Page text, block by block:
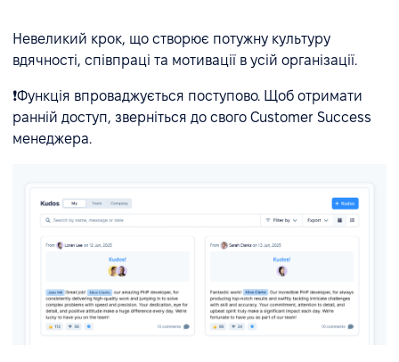
Невеликий крок, що створює потужну культуру
вдячності, співпраці та мотивації в усій організації.
❗Функція впроваджується поступово. Щоб отримати
ранній доступ, зверніться до свого Customer Success
менеджера.